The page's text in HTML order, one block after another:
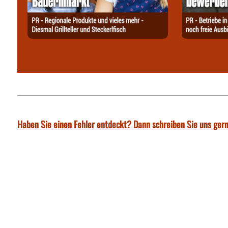
Haben Sie einen Fehler entdeckt? Dann schreiben Sie uns